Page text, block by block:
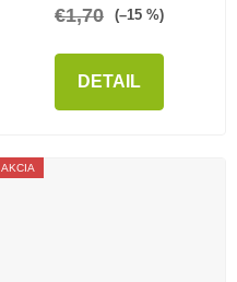
€1,70 (–15 %)
DETAIL
AKCIA